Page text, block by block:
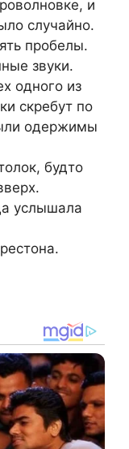
и
случайно.
пробелы.
звуки.
одного из
скребут по
одержимы
будто
услышала